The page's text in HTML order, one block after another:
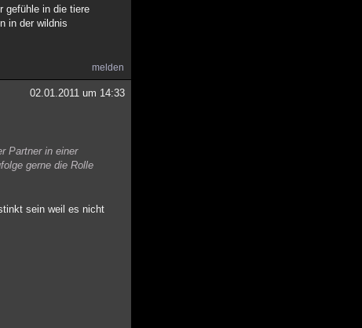
gefühle in die tiere
in der wildnis
melden
02.01.2011 um 14:33
Partner in einer
gerne die Rolle
sein weil es nicht